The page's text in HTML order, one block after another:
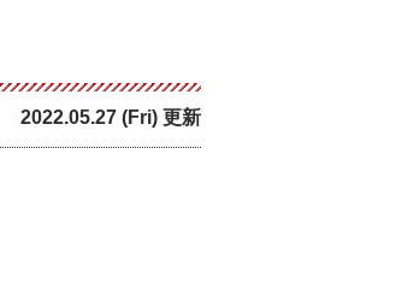
2022.05.27 (Fri) 更新